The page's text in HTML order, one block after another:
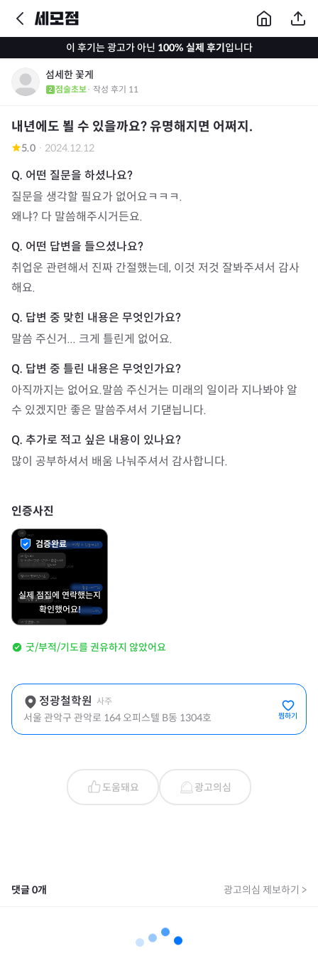
이 후기는 광고가 아닌 100% 실제 후기입니다
섬세한 꽃게
점술초보· 작성 후기 11
내년에도 뵐 수 있을까요? 유명해지면 어쩌지.
5.0 · 2024.12.12
질문을 생각할 필요가 없어요ㅋㅋㅋ.
왜냐? 다 말씀해주시거든요.
취업운 관련해서 진짜 간절했는데, 이것 저것 잘봐주셔서 감사
해요.
말씀 주신거... 크게 틀린게 없어요.
아직까지는 없어요.말씀 주신거는 미래의 일이라 지나봐야 알
수 있겠지만 좋은 말씀주셔서 기댇늽니다.
많이 공부하셔서 배움 나눠주셔서 감사합니다.
인증사진
검증완료
실제 점집에 연락했는지
확인했어요!
굿/부적/기도를 권유하지 않았어요
정광철학원 사주
서울 관악구 관악로 164 오피스텔 B동 1304호 찜하기
도움돼요 광고의심
댓글0개 광고의심 제보하기 >